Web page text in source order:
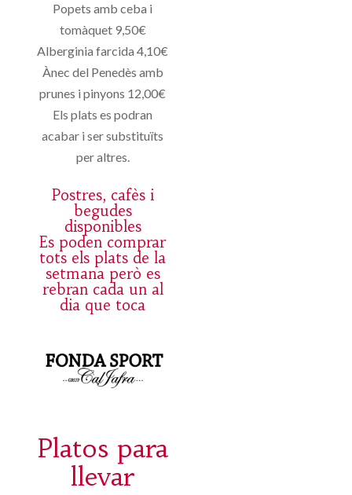
Popets amb ceba i
tomàquet 9,50€
Alberginia farcida 4,10€
Ànec del Penedès amb
prunes i pinyons 12,00€
Els plats es podran
acabar i ser substituïts
per altres.
Postres, cafès i
begudes
disponibles
Es poden comprar
tots els plats de la
setmana però es
rebran cada un al
dia que toca
Platos para
llevar